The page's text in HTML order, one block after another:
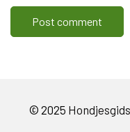
© 2025